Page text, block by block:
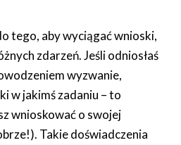
tego, aby wyciągać wnioski,
zdarzeń. Jeśli odniosłaś
wyzwanie,
w jakimś zadaniu – to
wnioskować o swojej
Takie doświadczenia